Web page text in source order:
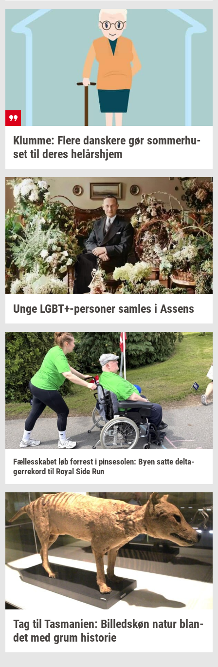
Klum­me: Flere dan­ske­re gør som­mer­hu­
set til deres helårs­hjem
Unge LGBT+-​personer sam­les i As­sens
Fæl­les­ska­bet løb for­re­st i pin­se­so­len: Byen satte del­ta­
ger­re­kord til Royal Side Run
Tag til Tas­ma­ni­en: Bil­leds­køn natur blan­
det med grum hi­sto­rie